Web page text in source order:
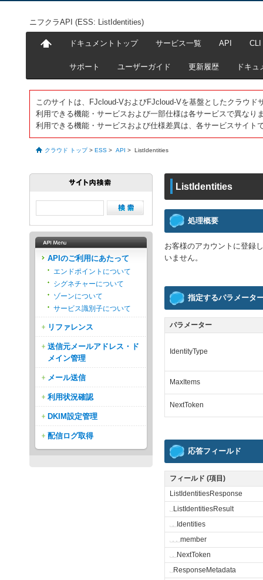
ニフクラAPI (ESS: ListIdentities)
ドキュメントトップ サービス一覧 API CLI
サポート ユーザーガイド 更新履歴 ドキュ
このサイトは、FJcloud-VおよびFJcloud-Vを基盤としたクラウド
利用できる機能・サービスおよび一部仕様は各サービスで異なり
利用できる機能・サービスおよび仕様差異は、各サービスサイト
クラウド トップ > ESS > API > ListIdentities
ListIdentities
処理概要
お客様のアカウントに登録
いません。
指定するパラメータ
パラメーター
IdentityType
MaxItems
NextToken
応答フィールド
フィールド (項目)
ListIdentitiesResponse
␣ListIdentitiesResult
␣␣Identities
␣␣␣member
␣␣NextToken
␣ResponseMetadata
APIのご利用にあたって
エンドポイントについて
シグネチャーについて
ゾーンについて
サービス識別子について
リファレンス
送信元メールアドレス・ド
メイン管理
メール送信
利用状況確認
DKIM設定管理
配信ログ取得